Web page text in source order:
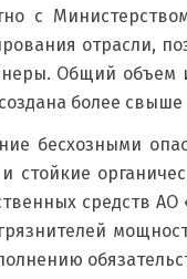
с
отрасли,
Общий
более
бесхозными
средств